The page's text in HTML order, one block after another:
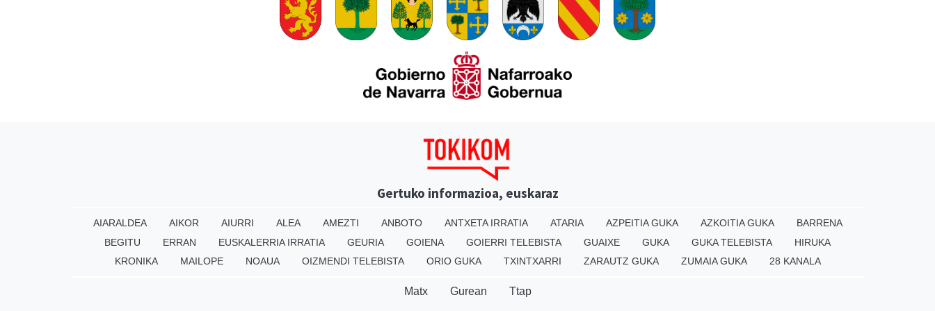
Gertuko informazioa, euskaraz
AIARALDEA AIKOR AIURRI ALEA AMEZTI ANBOTO ANTXETA IRRATIA ATARIA AZPEITIA GUKA AZKOITIA GUKA
BARRENA
BEGITU
ERRAN EUSKALERRIA IRRATIA GEURIA GOIENA GOIERRI TELEBISTA GUAIXE GUKA GUKA TELEBISTA
HIRUKA
KRONIKA
MAILOPE NOAUA OIZMENDI TELEBISTA ORIO GUKA TXINTXARRI ZARAUTZ GUKA ZUMAIA GUKA 28 KANALA
Matx Gurean Ttap